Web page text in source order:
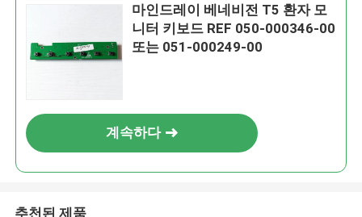
마인드레이 베네비전 T5 환자 모
니터 키보드 REF 050-000346-00
또는 051-000249-00
계속하다
추천된 제품